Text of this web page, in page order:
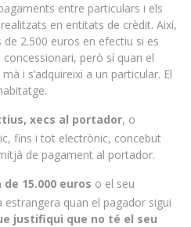
entre particulars i els
en entitats de crèdit. Així,
2.500 euros en efectiu si es
però sí quan el
i s’adquireixi a un particular. El
xecs al portador, o
fins i tot electrònic, concebut
de pagament al portador.
de 15.000 euros o el seu
quan el pagador sigui
justifiqui que no té el seu